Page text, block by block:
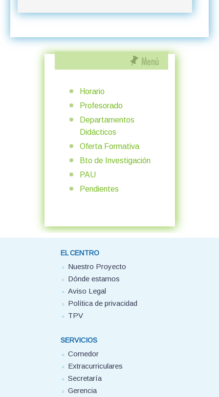
Horario
Profesorado
Departamentos
Didácticos
Oferta Formativa
Bto de Investigación
PAU
Pendientes
EL CENTRO
Nuestro Proyecto
Dónde estamos
Aviso Legal
Política de privacidad
TPV
SERVICIOS
Comedor
Extracurriculares
Secretaría
Gerencia